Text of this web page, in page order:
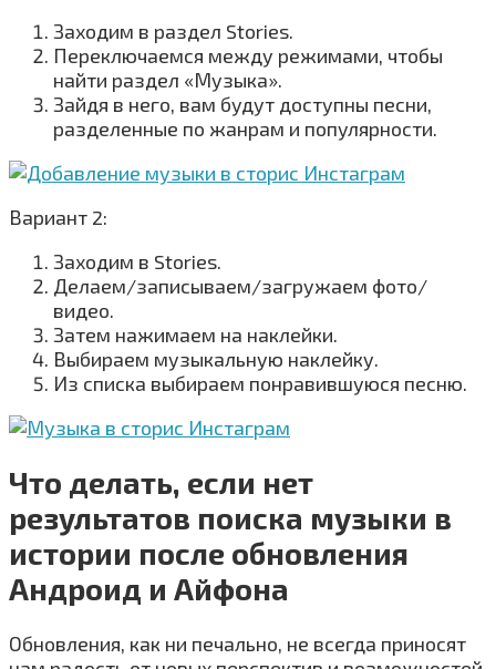
Заходим в раздел Stories.
Переключаемся между режимами, чтобы
найти раздел «Музыка».
Зайдя в него, вам будут доступны песни,
разделенные по жанрам и популярности.
Вариант 2:
Заходим в Stories.
Делаем/записываем/загружаем фото/
видео.
Затем нажимаем на наклейки.
Выбираем музыкальную наклейку.
Из списка выбираем понравившуюся песню.
Что делать, если нет
результатов поиска музыки в
истории после обновления
Андроид и Айфона
Обновления, как ни печально, не всегда приносят